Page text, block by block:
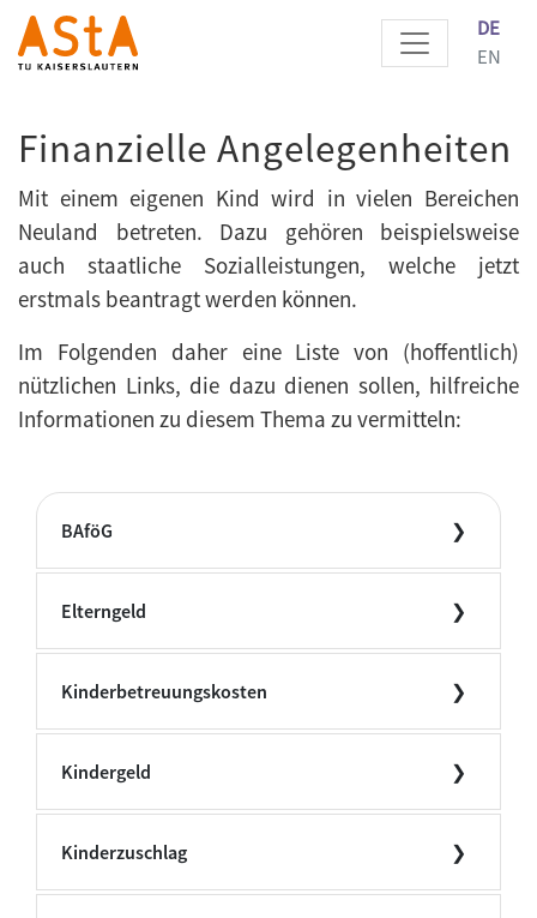
DE
EN
Finanzielle Angelegenheiten
Mit einem eigenen Kind wird in vielen Bereichen
Neuland betreten. Dazu gehören beispielsweise
auch staatliche Sozialleistungen, welche jetzt
erstmals beantragt werden können.
Im Folgenden daher eine Liste von (hoffentlich)
nützlichen Links, die dazu dienen sollen, hilfreiche
Informationen zu diesem Thema zu vermitteln:
BAföG
Elterngeld
Kinderbetreuungskosten
Kindergeld
Kinderzuschlag